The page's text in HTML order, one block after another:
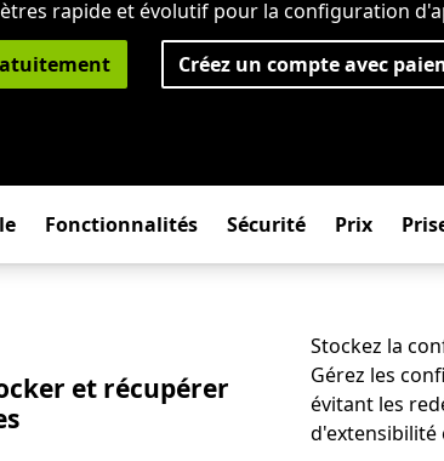
rapide et évolutif pour la configuration
Créez un compte avec
Fonctionnalités Sécurité Prix
et récupérer
Stockez la
Gérez les
évitant les
d'extensibilité